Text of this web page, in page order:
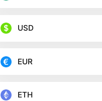
USD
EUR
ETH